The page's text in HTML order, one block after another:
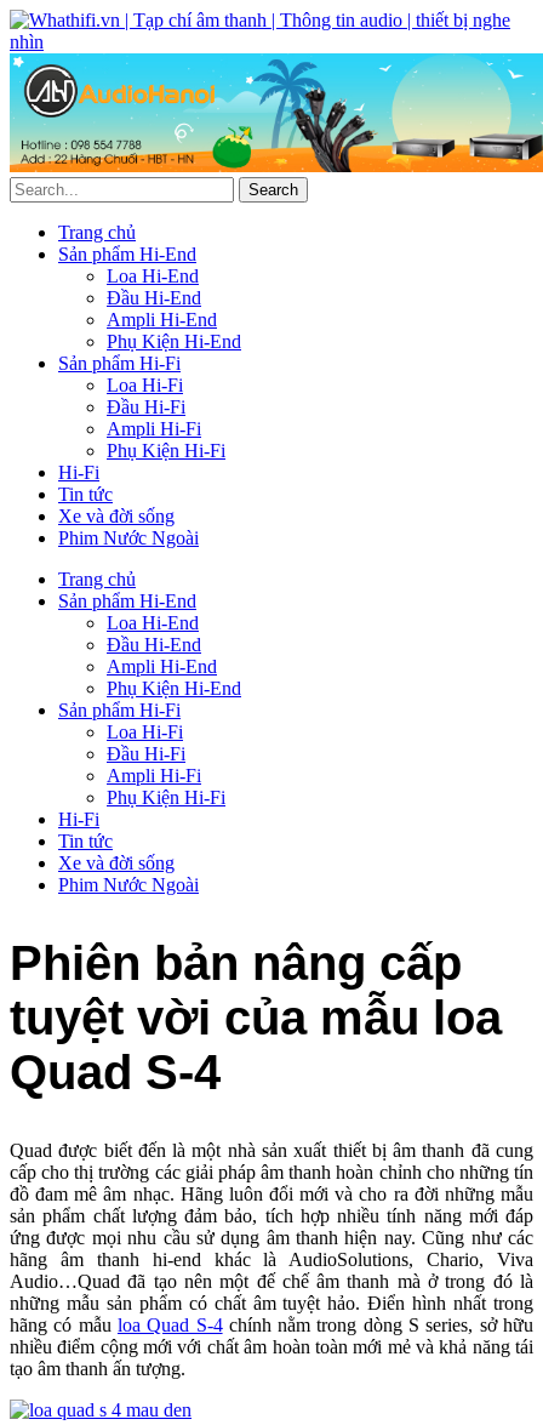
Trang chủ
Sản phẩm Hi-End
Loa Hi-End
Đầu Hi-End
Ampli Hi-End
Phụ Kiện Hi-End
Sản phẩm Hi-Fi
Loa Hi-Fi
Đầu Hi-Fi
Ampli Hi-Fi
Phụ Kiện Hi-Fi
Hi-Fi
Tin tức
Xe và đời sống
Phim Nước Ngoài
Trang chủ
Sản phẩm Hi-End
Loa Hi-End
Đầu Hi-End
Ampli Hi-End
Phụ Kiện Hi-End
Sản phẩm Hi-Fi
Loa Hi-Fi
Đầu Hi-Fi
Ampli Hi-Fi
Phụ Kiện Hi-Fi
Hi-Fi
Tin tức
Xe và đời sống
Phim Nước Ngoài
Phiên bản nâng cấp
tuyệt vời của mẫu loa
Quad S-4
Quad được biết đến là một nhà sản xuất thiết bị âm thanh đã cung
cấp cho thị trường các giải pháp âm thanh hoàn chỉnh cho những tín
đồ đam mê âm nhạc. Hãng luôn đổi mới và cho ra đời những mẫu
sản phẩm chất lượng đảm bảo, tích hợp nhiều tính năng mới đáp
ứng được mọi nhu cầu sử dụng âm thanh hiện nay. Cũng như các
hãng âm thanh hi-end khác là AudioSolutions, Chario, Viva
Audio…Quad đã tạo nên một đế chế âm thanh mà ở trong đó là
những mẫu sản phẩm có chất âm tuyệt hảo. Điển hình nhất trong
hãng có mẫu loa Quad S-4chính nằm trong dòng S series, sở hữu
nhiều điểm cộng mới với chất âm hoàn toàn mới mẻ và khả năng tái
tạo âm thanh ấn tượng.